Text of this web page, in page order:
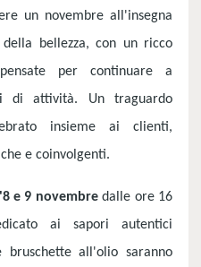
un novembre all'insegna
bellezza, con un ricco
per continuare a
di attività. Un traguardo
insieme ai clienti,
e coinvolgenti.
e 9 novembredalle ore 16
ai sapori autentici
all'olio saranno